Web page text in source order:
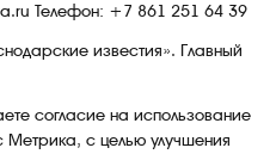
Телефон: +7 861 251 64 39
известия». Главный
согласие на использование
Метрика, с целью улучшения